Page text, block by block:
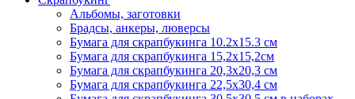
Альбомы, заготовки
Брадсы, анкеры, люверсы
Бумага для скрапбукинга 10.2х15.3 см
Бумага для скрапбукинга 15,2х15,2см
Бумага для скрапбукинга 20,3х20,3 см
Бумага для скрапбукинга 22,5х30,4 см